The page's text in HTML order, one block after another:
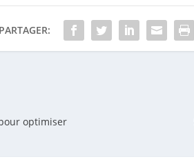
PARTAGER:
optimiser